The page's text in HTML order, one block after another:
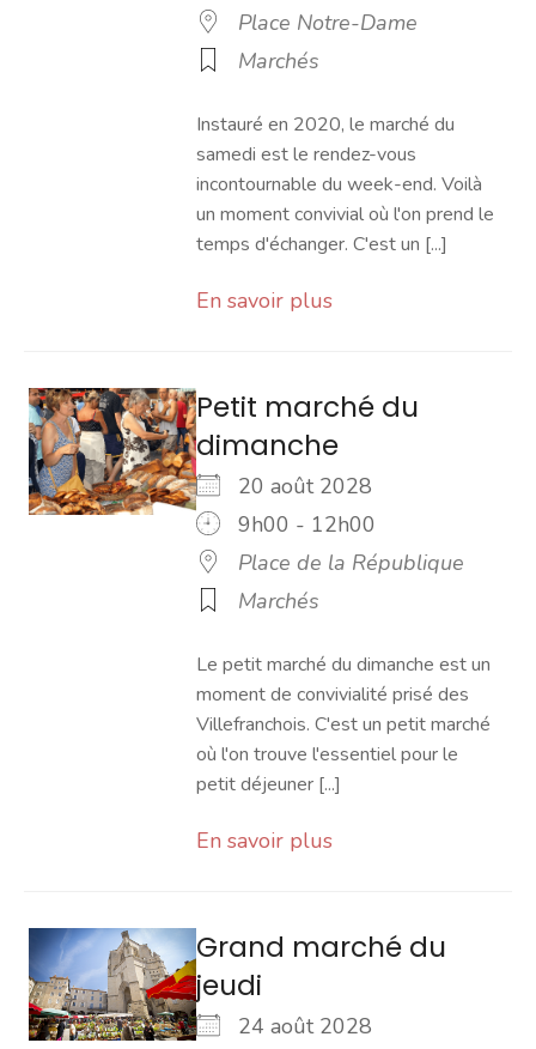
Place Notre-Dame
Marchés
Instauré en 2020, le marché du
samedi est le rendez-vous
incontournable du week-end. Voilà
un moment convivial où l'on prend le
temps d'échanger. C'est un [...]
En savoir plus
Petit marché du
dimanche
20 août 2028
9h00 - 12h00
Place de la République
Marchés
Le petit marché du dimanche est un
moment de convivialité prisé des
Villefranchois. C'est un petit marché
où l'on trouve l'essentiel pour le
petit déjeuner [...]
En savoir plus
Grand marché du
jeudi
24 août 2028